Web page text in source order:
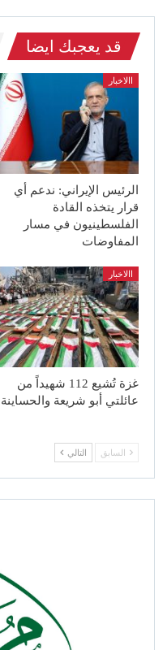
قد يعجبك ايضا
االاخبار
الرئيس الإيراني: ندعم أي
قرار يتخذه القادة
الفلسطينيون في مسار
المفاوضات
االاخبار
غزة تُشيع 112 شهيداً من
عائلتي أبو شريعة والحساينة
السابق التالي